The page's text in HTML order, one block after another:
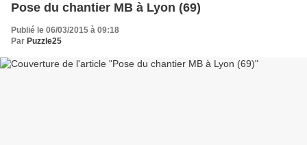
Pose du chantier MB à Lyon (69)
Publié le 06/03/2015 à 09:18
Par Puzzle25